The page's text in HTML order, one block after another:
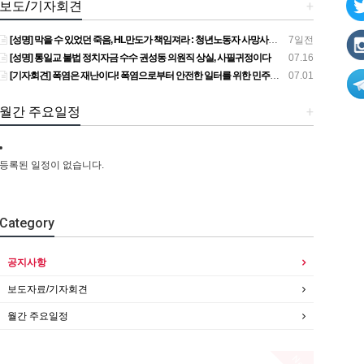
+
보도/기자회견
7일전
[성명] 막을 수 있었던 죽음, HL만도가 책임져라 : 청년노동자 사망사고의 철저한 진상규명과 재발방지 대책 마련하라
07.16
[성명] 통일교 불법 정치자금 수수 권성동 의원직 상실, 사필귀정이다
07.01
[기자회견] 폭염은 재난이다! 폭염으로부터 안전한 일터를 위한 민주노총 강원지역본부 폭염감시단 선포 기자회견
+
월간 주요일정
등록된 일정이 없습니다.
Category
공지사항
보도자료/기자회견
월간 주요일정